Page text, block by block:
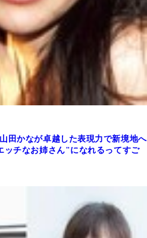
田かなが卓越した表現力で新境地へ
ッチなお姉さん"になれるってすご